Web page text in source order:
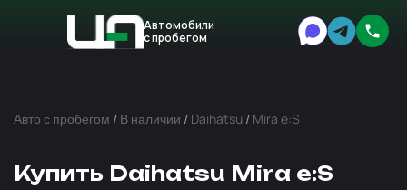
Автомобили
с пробегом
Авто с пробегом / В наличии / Daihatsu / Mira e:S
Купить Daihatsu Mira e:S